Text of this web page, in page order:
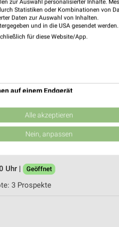
Uhr | Geöffnet
Uhr |
Geöffnet
3 Prospekte
zur Auswahl personalisierter Inhalte.
Statistiken oder Kombinationen von
Daten zur Auswahl von Inhalten.
und in die USA gesendet werden.
für diese Website/App.
auf einem Endgerät
von Werbeanzeigen
von Inhalten
Alle akzeptieren
Nein, anpassen